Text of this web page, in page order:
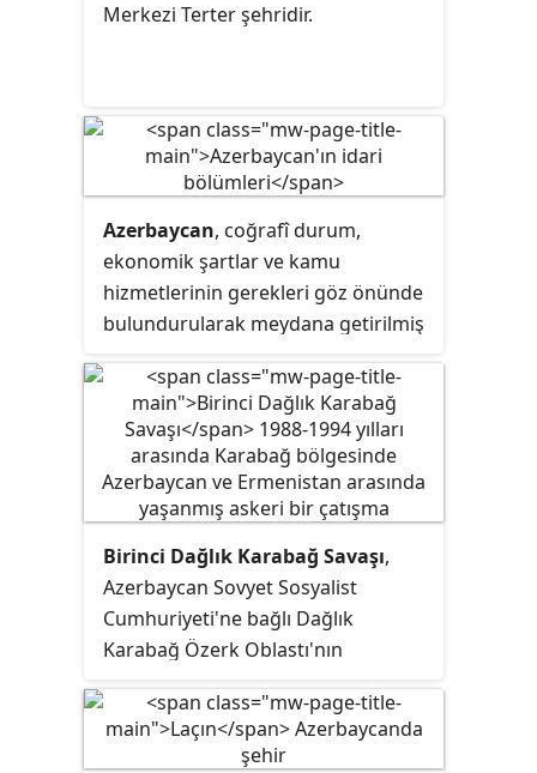
Merkezi Terter şehridir.
Azerbaycan, coğrafî durum,
ekonomik şartlar ve kamu
hizmetlerinin gerekleri göz önünde
bulundurularak meydana getirilmiş
idarî birim, özerk cumhuriyettir.
Azerbaycan'ın sonraki idarî
birimleri "şehirler” ve “rayonlar"
olarak belirlenmiştir. Şehirler ve
rayonlar, Türkiye'deki illere tekâbül
eder. Azerbaycan'daki bazı şehirler
direkt olarak merkezî yönetime
bağlıdır. Bu şehirler, ekonomik ve
kalkınma açısından daha gelişmiş
olduğu için Türkiye'deki
büyükşehirlere denk gelir. Şehirler
de şehir rayonlarına bölünmüştür.
Şehir rayonları, Türkiye'deki ilçelere
Birinci Dağlık Karabağ Savaşı,
Azerbaycan Sovyet Sosyalist
Cumhuriyeti'ne bağlı Dağlık
Karabağ Özerk Oblastı'nın
Cumhuriyeti'ne bağlanmasını
isteyen Ermeniler ile bunu kabul